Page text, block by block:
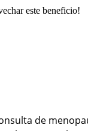
este beneficio!
de